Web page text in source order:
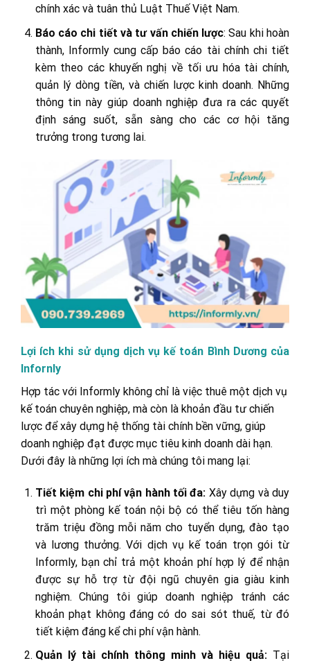
chính xác và tuân thủ Luật Thuế Việt Nam.
Báo cáo chi tiết và tư vấn chiến lược: Sau khi hoàn
thành, Informly cung cấp báo cáo tài chính chi tiết
kèm theo các khuyến nghị về tối ưu hóa tài chính,
quản lý dòng tiền, và chiến lược kinh doanh. Những
thông tin này giúp doanh nghiệp đưa ra các quyết
định sáng suốt, sẵn sàng cho các cơ hội tăng
trưởng trong tương lai.
Lợi ích khi sử dụng dịch vụ kế toán Bình Dương của
Infornly
Hợp tác với Informly không chỉ là việc thuê một dịch vụ
kế toán chuyên nghiệp, mà còn là khoản đầu tư chiến
lược để xây dựng hệ thống tài chính bền vững, giúp
doanh nghiệp đạt được mục tiêu kinh doanh dài hạn.
Dưới đây là những lợi ích mà chúng tôi mang lại:
Tiết kiệm chi phí vận hành tối đa: Xây dựng và duy
trì một phòng kế toán nội bộ có thể tiêu tốn hàng
trăm triệu đồng mỗi năm cho tuyển dụng, đào tạo
và lương thưởng. Với dịch vụ kế toán trọn gói từ
Informly, bạn chỉ trả một khoản phí hợp lý để nhận
được sự hỗ trợ từ đội ngũ chuyên gia giàu kinh
nghiệm. Chúng tôi giúp doanh nghiệp tránh các
khoản phạt không đáng có do sai sót thuế, từ đó
tiết kiệm đáng kể chi phí vận hành.
Quản lý tài chính thông minh và hiệu quả:Tại